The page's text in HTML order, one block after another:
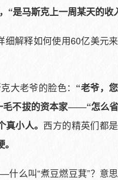
是马斯克上一周某天的收
细解释如何使用60亿美元
大老爷的脸色： “老爷，
不拔的资本家——“怎么
小人。 西方的精英们都
么叫“煮豆燃豆萁”？意思